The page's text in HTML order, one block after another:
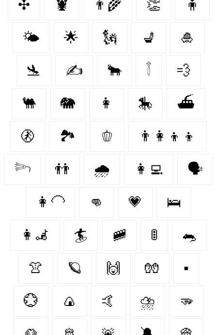
✣ 🦞 👨‍🌾 👏 🧍
🌤️ 🌟 🗽 💺 🎍
🛬 ✍️ 🐂 𓇕 💨
🐫 🐘 👩 🎠 ⛴
🚷 🏞️ 🫑 👨‍👩‍👦‍👦
𓆸 👬 🌧️ 👩‍💻 🗣️
👩‍🦲 👊 💗 🛌
👩‍🦼‍ 🏄 🚞 🚦 🐀
👚 🪐 🙌 🧤 ▪
💮 🍙 🤙 ⛈️ 🫳